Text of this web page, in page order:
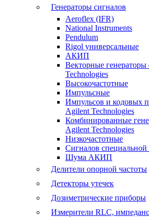
Генераторы сигналов
Aeroflex (IFR)
National Instruments
Pendulum
Rigol универсальные
АКИП
Векторные
Technologies
Высокочастотные
Импульсные
Импульсов и кодовых
Agilent Technologies
Комбинированные
Agilent Technologies
Низкочастотные
Сигналов
Шума АКИП
Делители опорной частоты
Детекторы утечек
Дозиметрические приборы
Измерители RLC,